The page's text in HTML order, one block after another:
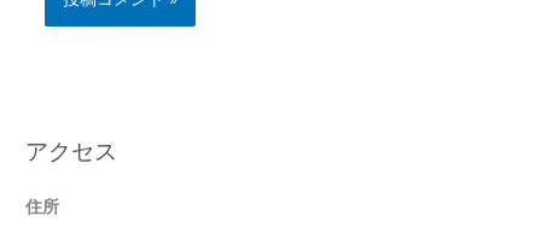
アクセス
住所